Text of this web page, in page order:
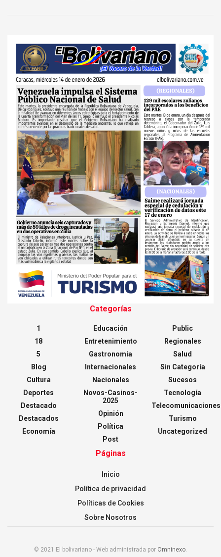
Categorías
1
18
5
Blog
Cultura
Deportes
Destacado
Destacados
Economía
Educación
Entretenimiento
Gastronomia
Internacionales
Nacionales
Novos-Casinos-
2025
Opinión
Política
Post
Public
Regionales
Salud
Sin Categoría
Sucesos
Tecnología
Telecomunicaciones
Turismo
Uncategorized
Páginas
Inicio
Política de privacidad
Políticas de Cookies
Sobre Nosotros
© 2021 El bolivariano - Web administrada por Omninexo